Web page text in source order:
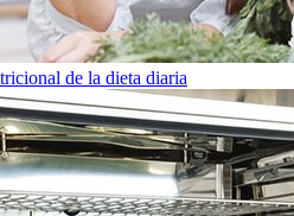
de la dieta diaria